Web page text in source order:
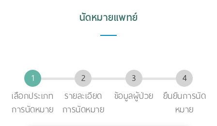
นัดหมายแพทย์
เลือกประเภท
การนัดหมาย
รายละเอียด
การนัดหมาย
ข้อมูลผู้ป่วย
ยืนยันการนัด
หมาย